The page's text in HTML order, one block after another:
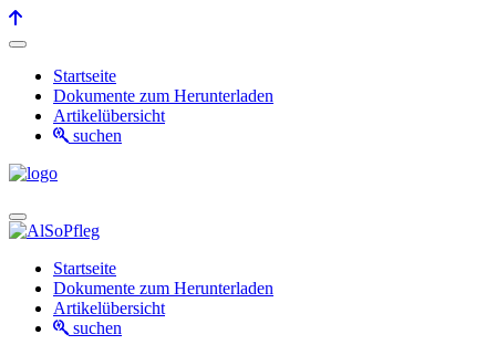
Startseite
Dokumente zum Herunterladen
Artikelübersicht
suchen
Startseite
Dokumente zum Herunterladen
Artikelübersicht
suchen